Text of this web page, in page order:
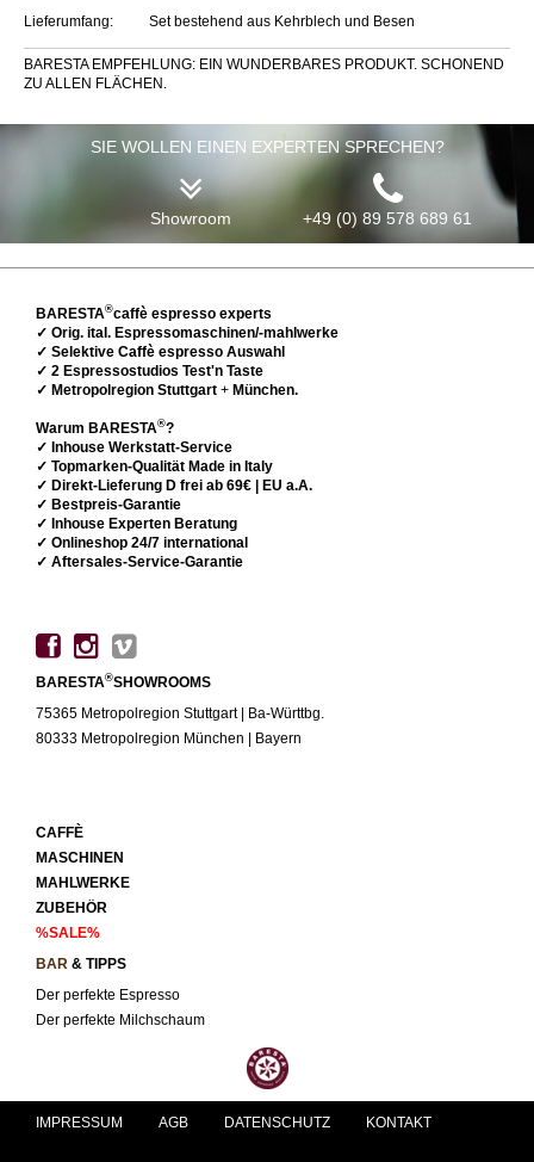
BARESTA EMPFEHLUNG: EIN WUNDERBARES PRODUKT. SCHONEND
ZU ALLEN FLÄCHEN.
Lieferumfang: Set bestehend aus Kehrblech und Besen
SIE WOLLEN EINEN EXPERTEN SPRECHEN?
Showroom +49 (0) 89 578 689 61
BARESTA®caffè espresso experts
✓ Orig. ital. Espressomaschinen/-mahlwerke
✓ Selektive Caffè espresso Auswahl
✓ 2 Espressostudios Test'n Taste
✓ Metropolregion Stuttgart + München.
Warum BARESTA®?
✓ Inhouse Werkstatt-Service
✓ Topmarken-Qualität Made in Italy
✓ Direkt-Lieferung D frei ab 69€ | EU a.A.
✓ Bestpreis-Garantie
✓ Inhouse Experten Beratung
✓ Onlineshop 24/7 international
✓ Aftersales-Service-Garantie
BARESTA®SHOWROOMS
75365 Metropolregion Stuttgart | Ba-Württbg.
80333 Metropolregion München | Bayern
CAFFÈ
MASCHINEN
MAHLWERKE
ZUBEHÖR
%SALE%
BAR & TIPPS
Der perfekte Espresso
Der perfekte Milchschaum
IMPRESSUM AGB DATENSCHUTZ KONTAKT